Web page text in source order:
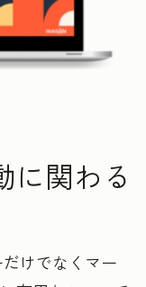
に関わる
けでなくマー